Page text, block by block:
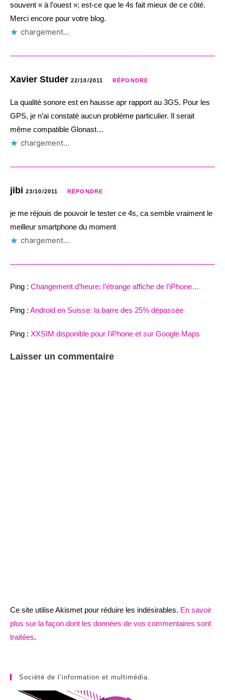
souvent « à l’ouest »; est-ce que le 4s fait mieux de ce côté.
Merci encore pour votre blog.
chargement…
Xavier Studer 22/10/2011 RÉPONDRE
La qualité sonore est en hausse apr rapport au 3GS. Pour les
GPS, je n’ai constaté aucun problème particulier. Il serait
même compatible Glonast…
chargement…
jibi 23/10/2011 RÉPONDRE
je me réjouis de pouvoir le tester ce 4s, ca semble vraiment le
meilleur smartphone du moment
chargement…
Ping : Changement d’heure: l’étrange affiche de l’iPhone…
Ping : Android en Suisse: la barre des 25% dépassée
Ping : XXSIM disponible pour l’iPhone et sur Google Maps
Laisser un commentaire
Ce site utilise Akismet pour réduire les indésirables. En savoir
plus sur la façon dont les données de vos commentaires sont
traitées.
Société de l’information et multimédia.